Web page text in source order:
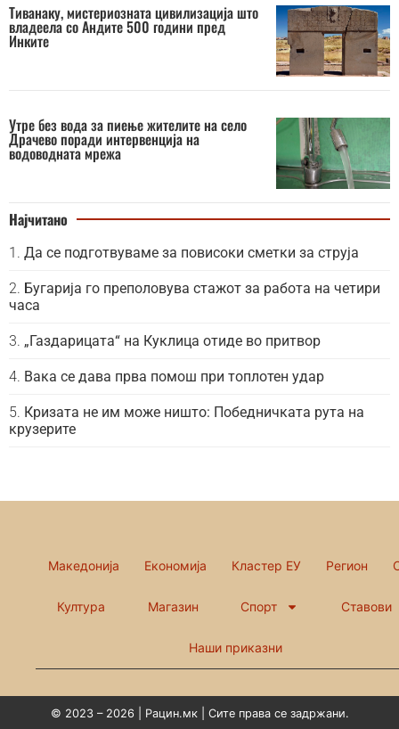
Тиванаку, мистериозната цивилизација што
владеела со Андите 500 години пред
Инките
Утре без вода за пиење жителите на село
Драчево поради интервенција на
водоводната мрежа
Најчитано
Да се подготвуваме за повисоки сметки за струја
Бугарија го преполовува стажот за работа на четири
часа
„Газдарицата“ на Куклица отиде во притвор
Вака се дава прва помош при топлотен удар
Кризата не им може ништо: Победничката рута на
крузерите
Македонија Економија Кластер ЕУ Регион
Култура Магазин Спорт Ставови
Наши приказни
© 2023 – 2026 | Рацин.мк | Сите права се задржани.